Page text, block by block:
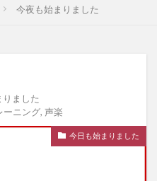
今夜も始まりました
ました
ーニング, 声楽
今日も始まりました